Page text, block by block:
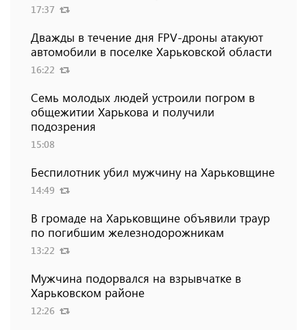
17:37
Дважды в течение дня FPV-дроны атакуют
автомобили в поселке Харьковской области
16:22
Семь молодых людей устроили погром в
общежитии Харькова и получили
подозрения
15:08
Беспилотник убил мужчину на Харьковщине
14:49
В громаде на Харьковщине объявили траур
по погибшим железнодорожникам
13:22
Мужчина подорвался на взрывчатке в
Харьковском районе
12:26